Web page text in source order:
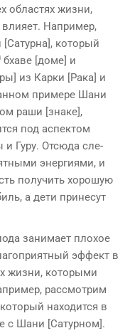
областях жизни,
Например,
который
бхаве [доме] и
из Карки [Рака] и
примере Шани
раши [знаке],
под аспектом
и Гуру. Отсюда сле­
энергиями, и
получить хорошую
а дети принесут
занимает плохое
эффект в
жизни, которыми
рассмотрим
находится в
с Шани [Сатурном].